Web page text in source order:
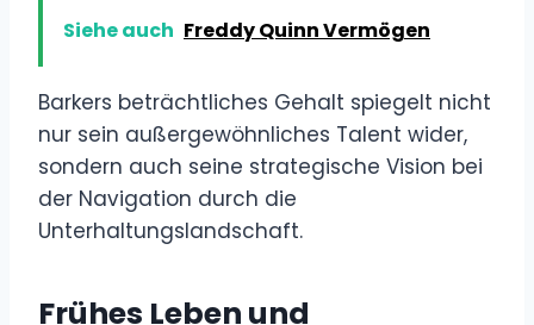
Siehe auch Freddy Quinn Vermögen
Barkers beträchtliches Gehalt spiegelt nicht
nur sein außergewöhnliches Talent wider,
sondern auch seine strategische Vision bei
der Navigation durch die
Unterhaltungslandschaft.
Frühes Leben und